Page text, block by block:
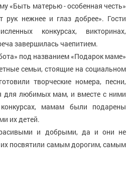
«Быть матерью - особенная честь»
рук нежнее и глаз добрее». Гости
конкурсах, викторинах,
завершилась чаепитием.
под названием «Подарок маме»
семьи, стоящие на социальном
творческие номера, песни,
для любимых мам, и вместе с ними
мамам были подарены
их детей.
и добрыми, да и они не
посвятили самым дорогим, самым